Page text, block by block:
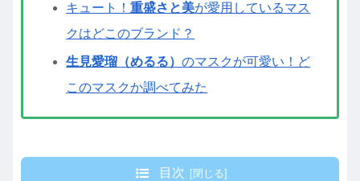
キュート！重盛さと美が愛用しているマス
クはどこのブランド？
生見愛瑠（めるる）のマスクが可愛い！ど
このマスクか調べてみた
目次